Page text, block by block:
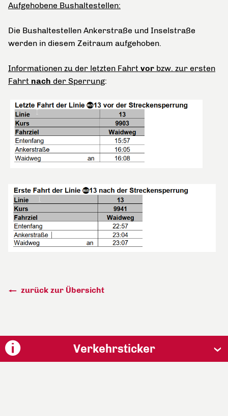
Aufgehobene Bushaltestellen:
Die Bushaltestellen Ankerstraße und Inselstraße
werden in diesem Zeitraum aufgehoben.
Informationen zu der letzten Fahrt vor bzw. zur ersten
Fahrt nach der Sperrung:
zurück zur Übersicht
Verkehrsticker